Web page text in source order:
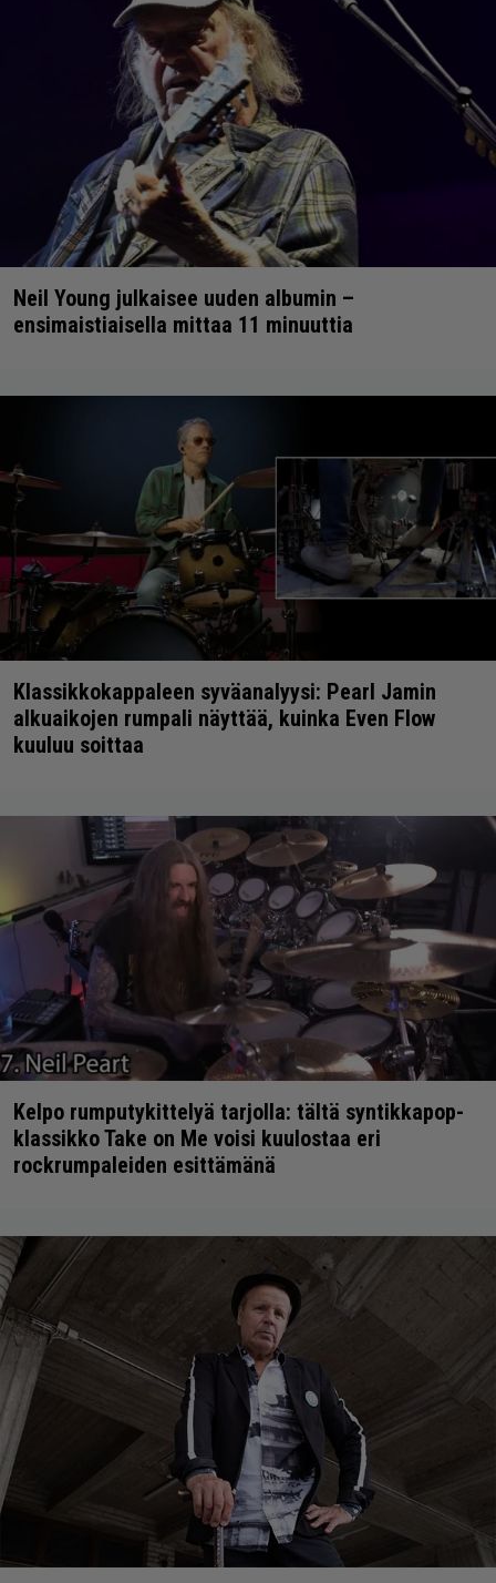
Neil Young julkaisee uuden albumin –
ensimaistiaisella mittaa 11 minuuttia
Klassikkokappaleen syväanalyysi: Pearl Jamin
alkuaikojen rumpali näyttää, kuinka Even Flow
kuuluu soittaa
Kelpo rumputykittelyä tarjolla: tältä syntikkapop-
klassikko Take on Me voisi kuulostaa eri
rockrumpaleiden esittämänä